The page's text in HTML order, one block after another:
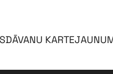
DĀVANU KARTE